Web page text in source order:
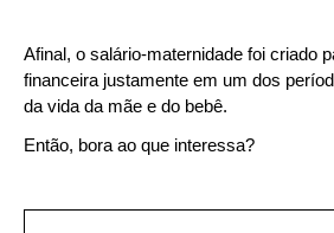
Afinal, o salário-maternidade foi criado
financeira justamente em um dos
da vida da mãe e do bebê.
Então, bora ao que interessa?